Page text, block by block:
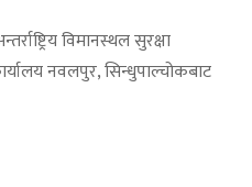
विमानस्थल सुरक्षा
नवलपुर, सिन्धुपाल्चोकबाट